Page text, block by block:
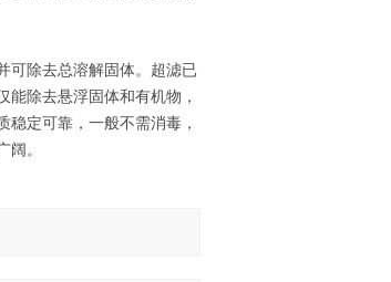
可除去总溶解固体。超滤已
除去悬浮固体和有机物，
定可靠，一般不需消毒，
阔。